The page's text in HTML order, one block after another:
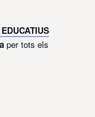
per tots els